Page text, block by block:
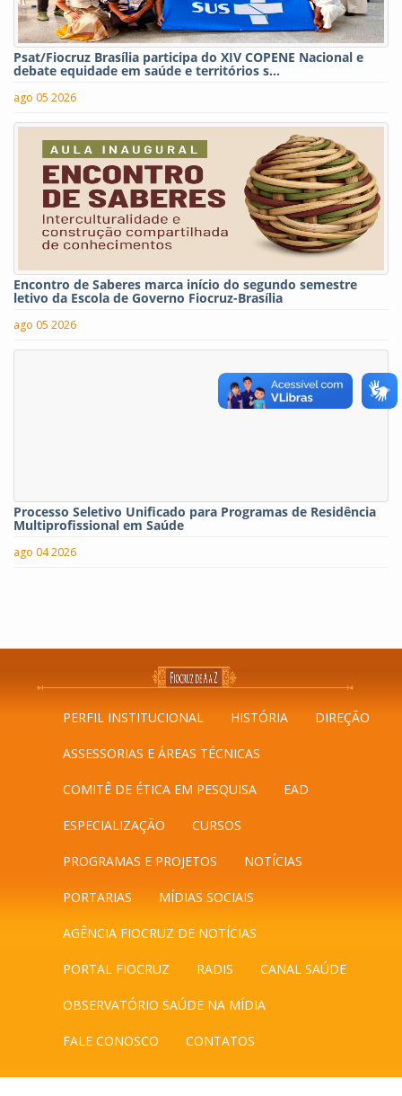
Psat/Fiocruz Brasília participa do XIV COPENE Nacional e
debate equidade em saúde e territórios s...
ago 05 2026
Encontro de Saberes marca início do segundo semestre
letivo da Escola de Governo Fiocruz-Brasília
ago 05 2026
Processo Seletivo Unificado para Programas de Residência
Multiprofissional em Saúde
ago 04 2026
PERFIL INSTITUCIONAL HISTÓRIA DIREÇÃO
ASSESSORIAS E ÁREAS TÉCNICAS
COMITÊ DE ÉTICA EM PESQUISA EAD
ESPECIALIZAÇÃO CURSOS
PROGRAMAS E PROJETOS NOTÍCIAS
PORTARIAS MÍDIAS SOCIAIS
AGÊNCIA FIOCRUZ DE NOTÍCIAS
PORTAL FIOCRUZ RADIS CANAL SAÚDE
OBSERVATÓRIO SAÚDE NA MÍDIA
FALE CONOSCO CONTATOS